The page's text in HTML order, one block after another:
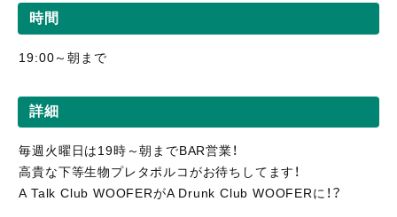
時間
19:00～朝まで
詳細
毎週火曜日は19時～朝までBAR営業！
高貴な下等生物プレタポルコがお待ちしてます！
A Talk Club WOOFERがA Drunk Club WOOFERに！？